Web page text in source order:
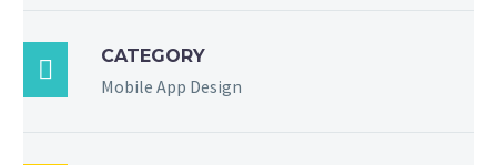
 CATEGORY
Mobile App Design